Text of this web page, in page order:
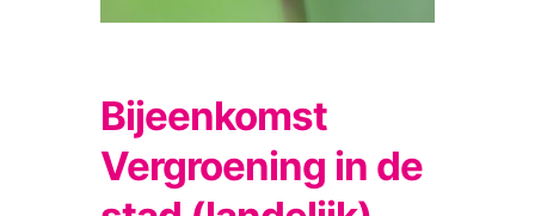
Bijeenkomst
Vergroening in de